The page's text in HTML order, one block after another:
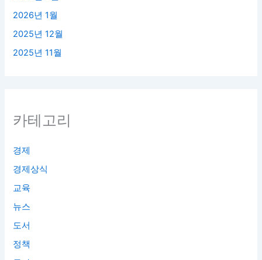
2026년 1월
2025년 12월
2025년 11월
카테고리
경제
경제상식
교육
뉴스
도서
정책